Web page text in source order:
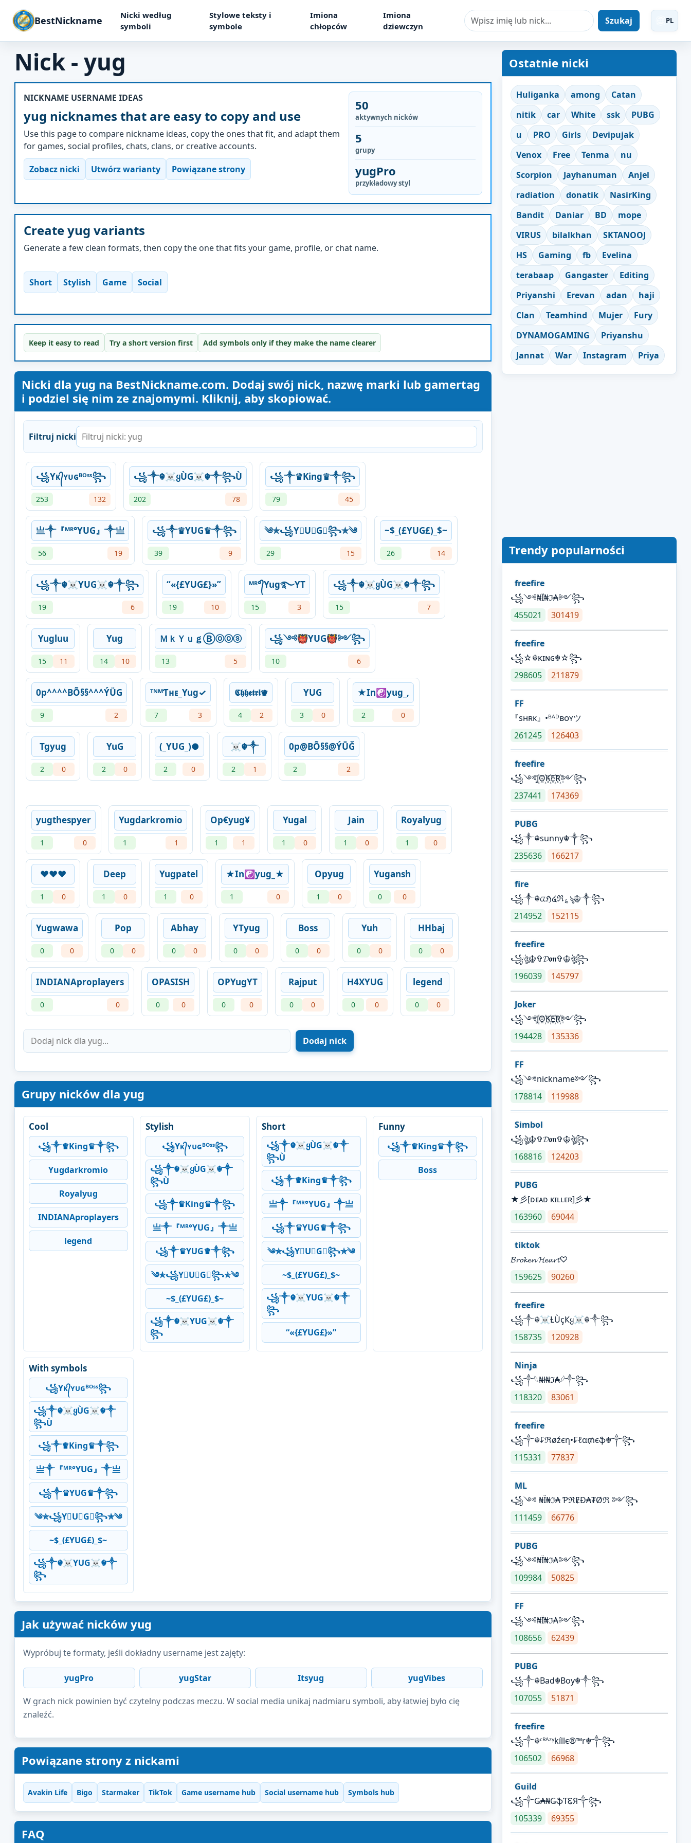
BestNickname
Nicki według
symboli
Stylowe teksty i
symbole
Imiona
chłopców
Imiona
dziewczyn
Szukaj PL
Nick - yug
NICKNAME USERNAME IDEAS
yug nicknames that are easy to copy and use
Use this page to compare nickname ideas, copy the ones that fit, and adapt them
for games, social profiles, chats, clans, or creative accounts.
Zobacz nicki Utwórz warianty Powiązane strony
50
aktywnych nicków
5
grupy
yugPro
przykładowy styl
Create yug variants
Generate a few clean formats, then copy the one that fits your game, profile, or chat name.
Short Stylish Game Social
Keep it easy to read Try a short version first Add symbols only if they make the name clearer
Nicki dla yug na BestNickname.com. Dodaj swój nick, nazwę marki lub gamertag
i podziel się nim ze znajomymi. Kliknij, aby skopiować.
Filtruj nicki
꧁Yᴋ᭄ʏᴜɢᴮᴼˢˢ꧂
253 132
꧁༒☬☠ყÙG☠︎☬༒꧂Ù
202 78
꧁༒♛King♛༒꧂
79 45
亗༒『ᴹᴿ°YUG』༒亗
56 19
꧁༒♛YUG♛༒꧂
39 9
༄✯꧁Y⃠U⃠G⃠꧂✯༄
29 15
~$_(£YUG£)_$~
26 14
꧁༒☬☠YUG☠︎☬༒꧂
19 6
“«{£YUG£}»”
19 10
ᴹᴿ°᭄Yug࿐YT
15 3
꧁༒☬☠ყÙG☠︎☬༒꧂
15 7
Yugluu
15 11
Yug
14 10
ＭｋＹｕｇⒷⓞⓞⓢ
13 5
꧁༺👹YUG👹༻꧂
10 6
0p^^^^BÕ§§^^^ÝÜG
9 2
ᵀᴺᴹㅤƬʜᴇ_Yugㅤ✓
7 3
𝕮𝖍𝖍𝖊𝖙𝖗𝖎♛
4 2
YUG
3 0
★In☯yug_,
2 0
Tgyug
2 0
YuG
2 0
(_YUG_)●
2 0
☠︎☬༒
2 1
0p@BÕ§§@ÝŪĞ
2 2
yugthespyer
1 0
Yugdarkromio
1 1
Op€yug¥
1 1
Yugal
1 0
Jain
1 0
Royalyug
1 0
❤️❤️❤️
1 0
Deep
1 0
Yugpatel
1 0
★In☯yug_★
1 0
Opyug
1 0
Yugansh
0 0
Yugwawa
0 0
Pop
0 0
Abhay
0 0
YTyug
0 0
Boss
0 0
Yuh
0 0
HHbaj
0 0
INDIANAproplayers
0 0
OPASISH
0 0
OPYugYT
0 0
Rajput
0 0
H4XYUG
0 0
legend
0 0
Grupy nicków dla yug
Cool
꧁༒♛King♛༒꧂
Yugdarkromio
Royalyug
INDIANAproplayers
legend
Stylish
꧁Yᴋ᭄ʏᴜɢᴮᴼˢˢ꧂
꧁༒☬☠ყÙG☠︎☬༒
꧂Ù
꧁༒♛King♛༒꧂
亗༒『ᴹᴿ°YUG』༒亗
꧁༒♛YUG♛༒꧂
༄✯꧁Y⃠U⃠G⃠꧂✯༄
~$_(£YUG£)_$~
꧁༒☬☠YUG☠︎☬༒
꧂
Short
꧁༒☬☠ყÙG☠︎☬༒
꧂Ù
꧁༒♛King♛༒꧂
亗༒『ᴹᴿ°YUG』༒亗
꧁༒♛YUG♛༒꧂
༄✯꧁Y⃠U⃠G⃠꧂✯༄
~$_(£YUG£)_$~
꧁༒☬☠YUG☠︎☬༒
꧂
“«{£YUG£}»”
Funny
꧁༒♛King♛༒꧂
Boss
With symbols
꧁Yᴋ᭄ʏᴜɢᴮᴼˢˢ꧂
꧁༒☬☠ყÙG☠︎☬༒
꧂Ù
꧁༒♛King♛༒꧂
亗༒『ᴹᴿ°YUG』༒亗
꧁༒♛YUG♛༒꧂
༄✯꧁Y⃠U⃠G⃠꧂✯༄
~$_(£YUG£)_$~
꧁༒☬☠YUG☠︎☬༒
꧂
Jak używać nicków yug
Wypróbuj te formaty, jeśli dokładny username jest zajęty:
yugPro yugStar Itsyug yugVibes
W grach nick powinien być czytelny podczas meczu. W social media unikaj nadmiaru symboli, aby łatwiej było cię
znaleźć.
Powiązane strony z nickami
Avakin Life Bigo Starmaker TikTok Game username hub Social username hub Symbols hub
FAQ
Ostatnie nicki
Huliganka among
Catan
nitik
car White ssk
PUBG
u
PRO Girls
Devipujak
Venox
Free Tenma
nu
Scorpion
Jayhanuman
Anjel
radiation
donatik
NasirKing
Bandit
Daniar BD
mope
VIRUS
bilalkhan
SKTANOOJ
HS
Gaming fb
Evelina
terabaap
Gangaster
Editing
Priyanshi
Erevan adan
haji
Clan
Teamhind Mujer
Fury
DYNAMOGAMING
Priyanshu
Jannat
War Instagram Priya
Trendy popularności
freefire
꧁༺₦Ї₦ℑ₳༻꧂
455021
301419
freefire
꧁☆☬κɪɴɢ☬☆꧂
298605
211879
FF
『sʜʀᴋ』•ᴮᴬᴰʙᴏʏツ
261245
126403
freefire
꧁༺J꙰O꙰K꙰E꙰R꙰༻꧂
237441
174369
PUBG
꧁༒☬sunny☬༒꧂
235636
166217
fire
꧁༒☬ᤂℌ໔ℜ؏ৡ☬༒꧂
214952
152115
freefire
꧁ঔৣ☬✞𝓓𝖔𝖓✞☬ঔৣ꧂
196039
145797
Joker
꧁༺J꙰O꙰K꙰E꙰R꙰༻꧂
194428
135336
FF
꧁༺nickname༻꧂
178814
119988
Simbol
꧁ঔৣ☬✞𝓓𝖔𝖓✞☬ঔৣ꧂
168816
124203
PUBG
★彡[ᴅᴇᴀᴅ ᴋɪʟʟᴇʀ]彡★
163960
69044
tiktok
𝓑𝓻𝓸𝓴𝓮𝓷 𝓗𝓮𝓪𝓻𝓽♡
159625
90260
freefire
꧁༒☬☠Ƚ︎ÙçҜყ☠︎☬༒꧂
158735
120928
Ninja
꧁⁣༒𓆩₦ł₦ℑ₳𓆪༒꧂
118320
83061
freefire
꧁༒☬₣ℜøźєη•₣ℓα₥єֆ☬༒꧂
115331
77837
ML
꧁༺ ₦Ї₦ℑ₳ ƤℜɆĐ₳₮Øℜ ༻꧂
111459
66776
PUBG
꧁༺₦Ї₦ℑ₳༻꧂
109984
50825
FF
꧁༺₦Ї₦ℑ₳༻꧂
108656
62439
PUBG
꧁༒☬Bad☬Boy☬༒꧂
107055
51871
freefire
꧁༒☬ᶜᴿᴬᶻᵞkíllє®™r☬༒꧂
106502
66968
Guild
꧁༒Ǥ₳₦ǤֆƬᏋЯ༒꧂
105339
69355